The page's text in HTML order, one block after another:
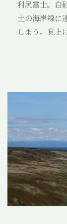
お問い合わせ
フォトライブ
利尻富士。白
土の海岸線に
しまう。見上